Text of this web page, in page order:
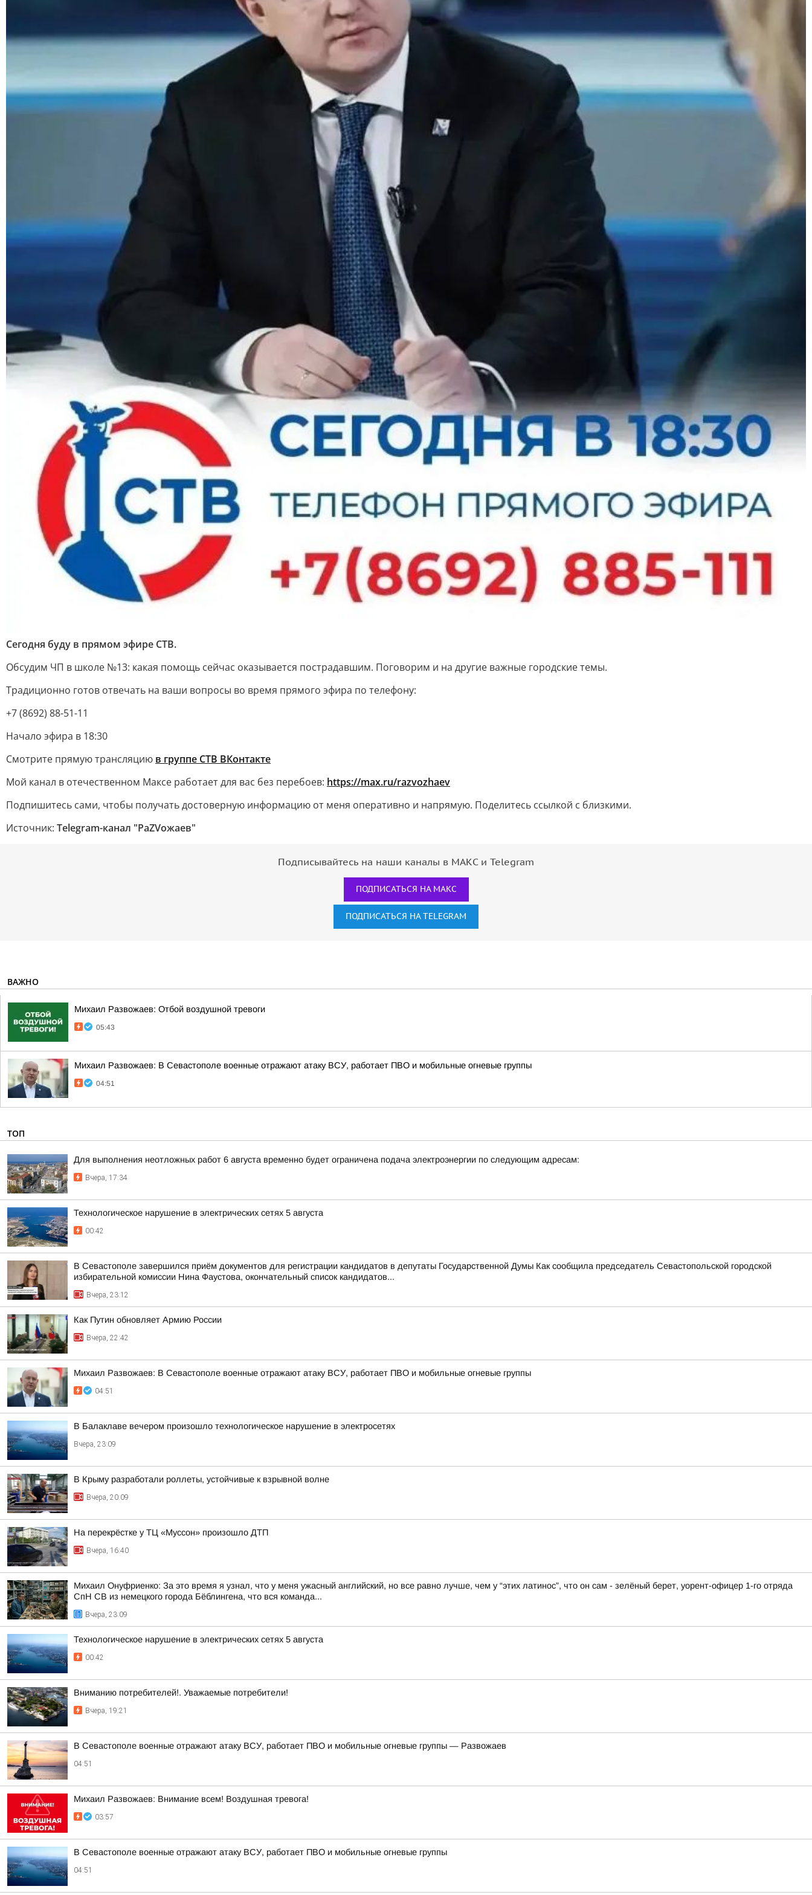
Сегодня буду в прямом эфире СТВ.
Обсудим ЧП в школе №13: какая помощь сейчас оказывается пострадавшим. Поговорим и на другие важные городские темы.
Традиционно готов отвечать на ваши вопросы во время прямого эфира по телефону:
+7 (8692) 88-51-11
Начало эфира в 18:30
Смотрите прямую трансляцию в группе СТВ ВКонтакте
Мой канал в отечественном Максе работает для вас без перебоев: https://max.ru/razvozhaev
Подпишитесь сами, чтобы получать достоверную информацию от меня оперативно и напрямую. Поделитесь ссылкой с близкими.
Источник: Telegram-канал "РаZVожаев"
Подписывайтесь на наши каналы в МАКС и Telegram
ПОДПИСАТЬСЯ НА МАКС
ПОДПИСАТЬСЯ НА TELEGRAM
ВАЖНО
Михаил Развожаев: Отбой воздушной тревоги
05:43
Михаил Развожаев: В Севастополе военные отражают атаку ВСУ, работает ПВО и мобильные огневые группы
04:51
ТОП
Для выполнения неотложных работ 6 августа временно будет ограничена подача электроэнергии по следующим адресам:
Вчера, 17:34
Технологическое нарушение в электрических сетях 5 августа
00:42
В Севастополе завершился приём документов для регистрации кандидатов в депутаты Государственной Думы Как сообщила председатель Севастопольской городской
избирательной комиссии Нина Фаустова, окончательный список кандидатов...
Вчера, 23:12
Как Путин обновляет Армию России
Вчера, 22:42
Михаил Развожаев: В Севастополе военные отражают атаку ВСУ, работает ПВО и мобильные огневые группы
04:51
В Балаклаве вечером произошло технологическое нарушение в электросетях
Вчера, 23:09
В Крыму разработали роллеты, устойчивые к взрывной волне
Вчера, 20:09
На перекрёстке у ТЦ «Муссон» произошло ДТП
Вчера, 16:40
Михаил Онуфриенко: За это время я узнал, что у меня ужасный английский, но все равно лучше, чем у “этих латинос”, что он сам - зелёный берет, уорент-офицер 1-го отряда
СпН СВ из немецкого города Бёблингена, что вся команда...
Вчера, 23:09
Технологическое нарушение в электрических сетях 5 августа
00:42
Вниманию потребителей!. Уважаемые потребители!
Вчера, 19:21
В Севастополе военные отражают атаку ВСУ, работает ПВО и мобильные огневые группы — Развожаев
04:51
Михаил Развожаев: Внимание всем! Воздушная тревога!
03:57
В Севастополе военные отражают атаку ВСУ, работает ПВО и мобильные огневые группы
04:51